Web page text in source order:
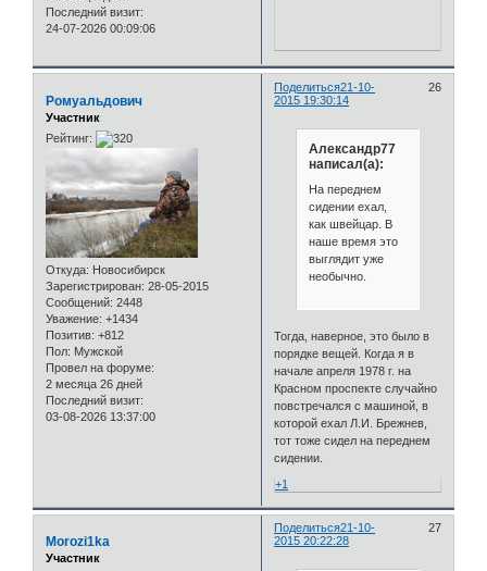
Последний визит:
24-07-2026 00:09:06
Поделиться 26
21-10-
2015 19:30:14
Ромуальдович
Участник
Рейтинг:
Откуда: Новосибирск
Зарегистрирован: 28-05-2015
Сообщений: 2448
Уважение: +1434
Позитив: +812
Пол: Мужской
Провел на форуме:
2 месяца 26 дней
Последний визит:
03-08-2026 13:37:00
Александр77
написал(а):
На переднем
сидении ехал,
как швейцар. В
наше время это
выглядит уже
необычно.
Тогда, наверное, это было в
порядке вещей. Когда я в
начале апреля 1978 г. на
Красном проспекте случайно
повстречался с машиной, в
которой ехал Л.И. Брежнев,
тот тоже сидел на переднем
сидении.
+1
Поделиться 27
21-10-
2015 20:22:28
Morozi1ka
Участник